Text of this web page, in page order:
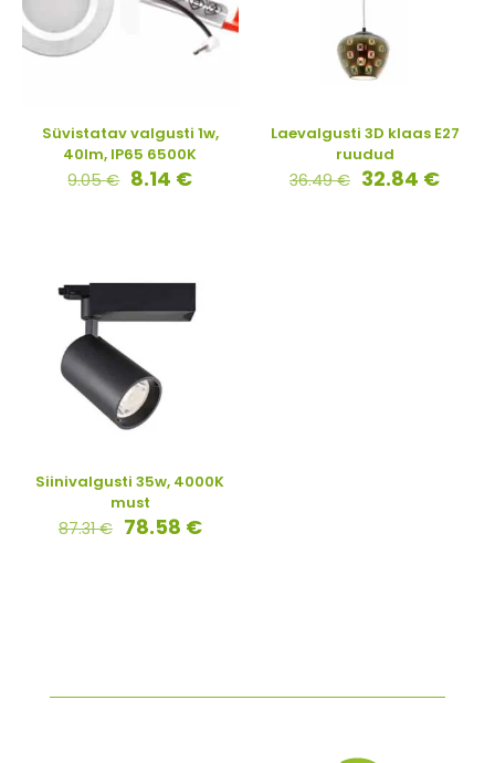
Süvistatav valgusti 1w,
40lm, IP65 6500K
9.05€ 8.14 €
Laevalgusti 3D klaas E27
ruudud
36.49€ 32.84 €
Siinivalgusti 35w, 4000K
must
87.31€ 78.58 €